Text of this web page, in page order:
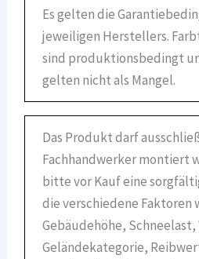
Es gelten die
jeweiligen Herstellers.
sind produktionsbedingt
gelten nicht als Mangel.
Das Produkt darf
Fachhandwerker montiert
bitte vor Kauf eine
die verschiedene Faktoren
Gebäudehöhe,
Geländekategorie,